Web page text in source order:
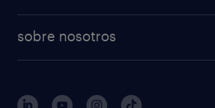
sobre nosotros